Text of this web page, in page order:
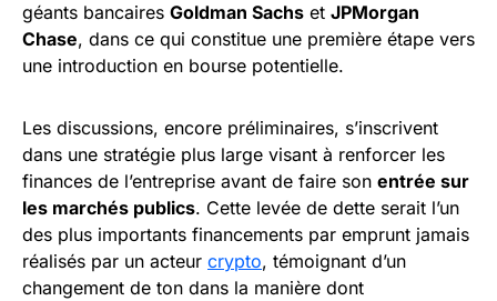
géants bancaires Goldman Sachs et JPMorgan
Chase, dans ce qui constitue une première étape vers
une introduction en bourse potentielle.
Les discussions, encore préliminaires, s’inscrivent
dans une stratégie plus large visant à renforcer les
finances de l’entreprise avant de faire son entrée sur
les marchés publics. Cette levée de dette serait l’un
des plus importants financements par emprunt jamais
réalisés par un acteur crypto, témoignant d’un
changement de ton dans la manière dont